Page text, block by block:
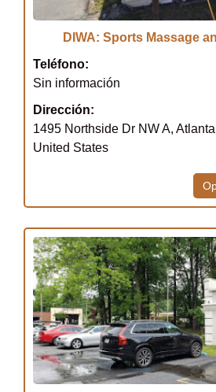
DIWA: Sports Massage
Teléfono:
Sin información
Dirección:
1495 Northside Dr NW A,
United States